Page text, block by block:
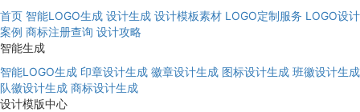
首页 智能LOGO生成 设计生成 设计模板素材 LOGO定制服务 LOGO设计
案例 商标注册查询 设计攻略
智能生成
智能LOGO生成 印章设计生成 徽章设计生成 图标设计生成 班徽设计生成
队徽设计生成 商标设计生成
设计模版中心